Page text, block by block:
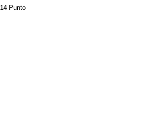
14 Punto